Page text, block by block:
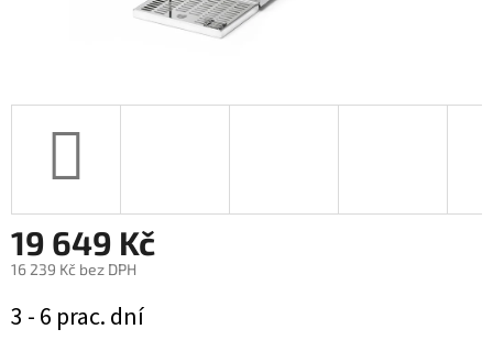
19 649 Kč
16 239 Kč bez DPH
cena:
3 - 6 prac. dní